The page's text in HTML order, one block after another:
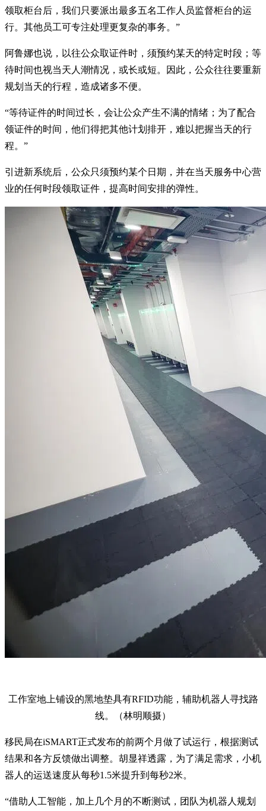
领取柜台后，我们只要派出最多五名工作人员监督柜台的运
行。其他员工可专注处理更复杂的事务。”
阿鲁娜也说，以往公众取证件时，须预约某天的特定时段；等
待时间也视当天人潮情况，或长或短。因此，公众往往要重新
规划当天的行程，造成诸多不便。
“等待证件的时间过长，会让公众产生不满的情绪；为了配合
领证件的时间，他们得把其他计划排开，难以把握当天的行
程。”
引进新系统后，公众只须预约某个日期，并在当天服务中心营
业的任何时段领取证件，提高时间安排的弹性。
工作室地上铺设的黑地垫具有RFID功能，辅助机器人寻找路
线。（林明顺摄）
移民局在iSMART正式发布的前两个月做了试运行，根据测试
结果和各方反馈做出调整。胡显祥透露，为了满足需求，小机
器人的运送速度从每秒1.5米提升到每秒2米。
“借助人工智能，加上几个月的不断测试，团队为机器人规划